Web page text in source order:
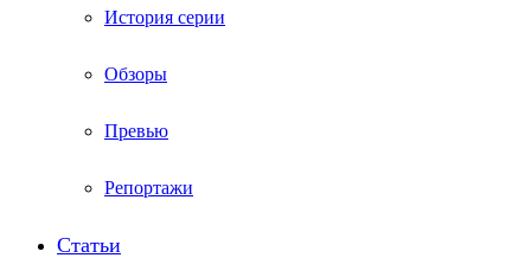
История серии
Обзоры
Превью
Репортажи
Статьи